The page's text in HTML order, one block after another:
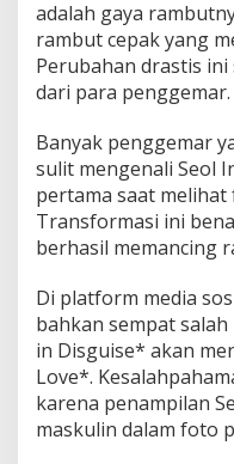
adalah gaya
rambut cepak yang
Perubahan drastis
dari para penggemar.
Banyak penggemar
sulit mengenali Seol
pertama saat
Transformasi ini
berhasil memancing
Di platform media
bahkan sempat
in Disguise* akan
Love*.
karena penampilan
maskulin dalam foto